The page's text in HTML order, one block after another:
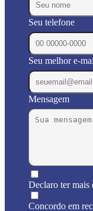
Seu telefone
Seu melhor e-
Mensagem
Declaro ter mais
Concordo em